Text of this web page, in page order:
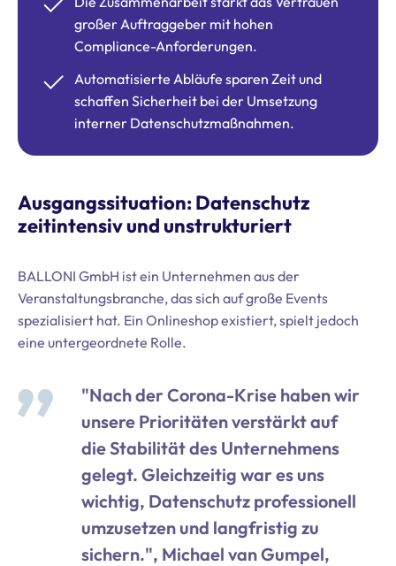
großer Auftraggeber mit hohen
Compliance-Anforderungen.
Automatisierte Abläufe sparen Zeit und
schaffen Sicherheit bei der Umsetzung
interner Datenschutzmaßnahmen.
Ausgangssituation: Datenschutz
zeitintensiv und unstrukturiert
BALLONI GmbH ist ein Unternehmen aus der
Veranstaltungsbranche, das sich auf große Events
spezialisiert hat. Ein Onlineshop existiert, spielt jedoch
eine untergeordnete Rolle.
"Nach der Corona-Krise haben wir
unsere Prioritäten verstärkt auf
die Stabilität des Unternehmens
gelegt. Gleichzeitig war es uns
wichtig, Datenschutz professionell
umzusetzen und langfristig zu
sichern.", Michael van Gumpel,